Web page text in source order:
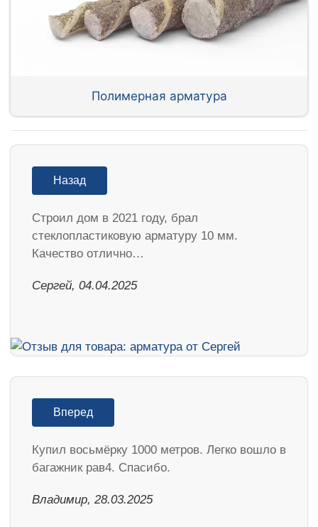
Полимерная арматура
Назад
Строил дом в 2021 году, брал
стеклопластиковую арматуру 10 мм.
Качество отлично…
Сергей, 04.04.2025
Вперед
Купил восьмёрку 1000 метров. Легко вошло в
багажник рав4. Спасибо.
Владимир, 28.03.2025